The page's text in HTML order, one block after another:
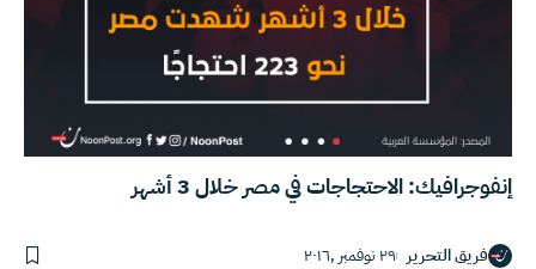
إنفوجرافيك: الاحتجاجات في مصر خلال 3 أشهر
فريق التحرير ٢٩ نوفمبر ,٢٠١٦